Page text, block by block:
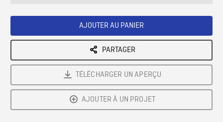
AJOUTER AU PANIER
PARTAGER
TÉLÉCHARGER UN APERÇU
AJOUTER À UN PROJET